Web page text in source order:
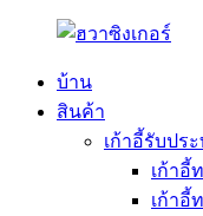
บ้าน
สินค้า
เก้าอี้รับปร
เก้าอี้
เก้าอี้